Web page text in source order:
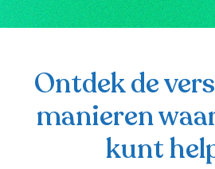
Ontdek de
manieren
kunt